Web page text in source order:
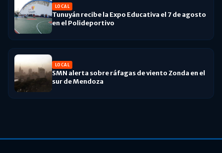
LOCAL
Tunuyán recibe la Expo Educativa el 7 de agosto
en el Polideportivo
LOCAL
SMN alerta sobre ráfagas de viento Zonda en el
sur de Mendoza